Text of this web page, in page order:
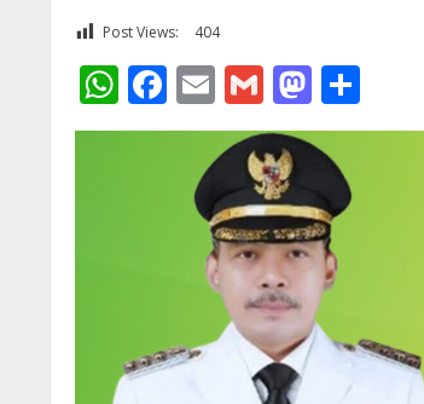
Post Views: 404
WhatsApp
Facebook
EmailGmail